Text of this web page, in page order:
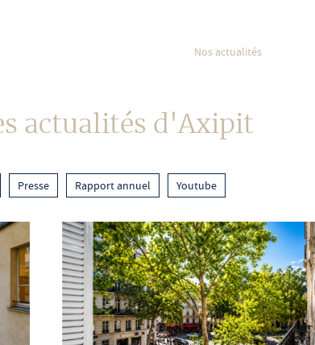
Nos actualités
actualités d'Axipit
Presse Rapport annuel Youtube